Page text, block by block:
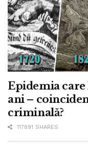
Epidemia care
ani –
criminală?
117891 SHARES